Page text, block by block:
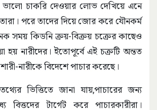
ভালো চাকরি দেওয়ার লোভ দেখিয়ে এনে
পরে তাদের দিয়ে জোর করে যৌনকর্ম
সময় কিডনি ক্রয়-বিক্রয় চক্রের কাছেও
হয় নারীদের। ইতোপূর্বে এই চক্রটি অন্তত
নারীকে বিদেশে পাচার করেছে।
ভিত্তিতে জানা যায়,পাচারের জন্য
বিত্তদের টার্গেট করে পাচারকারীরা।